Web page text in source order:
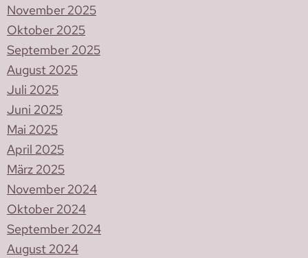
November 2025
Oktober 2025
September 2025
August 2025
Juli 2025
Juni 2025
Mai 2025
April 2025
März 2025
November 2024
Oktober 2024
September 2024
August 2024